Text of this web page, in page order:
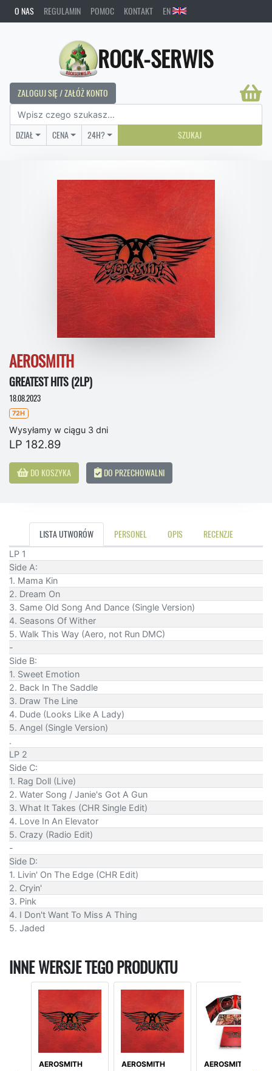
O NAS REGULAMIN POMOC KONTAKT EN
ROCK-SERWIS
ZALOGUJ SIĘ / ZAŁÓŻ KONTO
DZIAŁ CENA 24H? SZUKAJ
AEROSMITH
GREATEST HITS (2LP)
18.08.2023
72H
Wysyłamy w ciągu 3 dni
LP 182.89
DO KOSZYKA DO PRZECHOWALNI
LISTA UTWORÓW PERSONEL OPIS RECENZJE
LP 1
Side A:
1. Mama Kin
2. Dream On
3. Same Old Song And Dance (Single Version)
4. Seasons Of Wither
5. Walk This Way (Aero, not Run DMC)
-
Side B:
1. Sweet Emotion
2. Back In The Saddle
3. Draw The Line
4. Dude (Looks Like A Lady)
5. Angel (Single Version)
.
LP 2
Side C:
1. Rag Doll (Live)
2. Water Song / Janie's Got A Gun
3. What It Takes (CHR Single Edit)
4. Love In An Elevator
5. Crazy (Radio Edit)
-
Side D:
1. Livin' On The Edge (CHR Edit)
2. Cryin'
3. Pink
4. I Don't Want To Miss A Thing
5. Jaded
INNE WERSJE TEGO PRODUKTU
AEROSMITH
AEROSMITH
AEROSMITH